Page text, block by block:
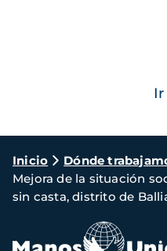
Ruta
de
navegación
Inicio Dónde
Mejora de la situación
sin casta, distrito de